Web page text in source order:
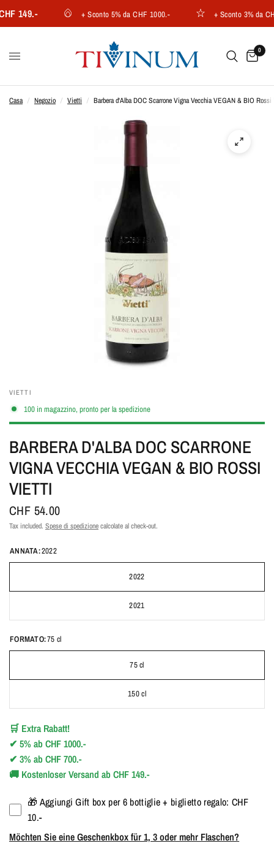
149.- + Sconto 5% da CHF 1000.- + Sconto 3% da CHF
0
Casa / Negozio / Vietti / Barbera d'Alba DOC Scarrone Vigna Vecchia VEGAN & BIO
VIETTI
100 in magazzino, pronto per la spedizione
BARBERA D'ALBA DOC SCARRONE
VIGNA VECCHIA VEGAN & BIO ROSSI
VIETTI
CHF 54.00
Tax included. Spese di spedizionecalcolate al check-out.
ANNATA:2022
2022
2021
FORMATO:75 cl
75 cl
150 cl
🛒 Extra Rabatt!
✔5% abCHF 1000.-
✔3% abCHF 700.-
🚚 Kostenloser Versand ab CHF 149.-
🎁 Aggiungi Gift box per 6 bottiglie + biglietto regalo: CHF
10.-
Möchten Sie eine Geschenkbox für 1, 3 oder mehr Flaschen?